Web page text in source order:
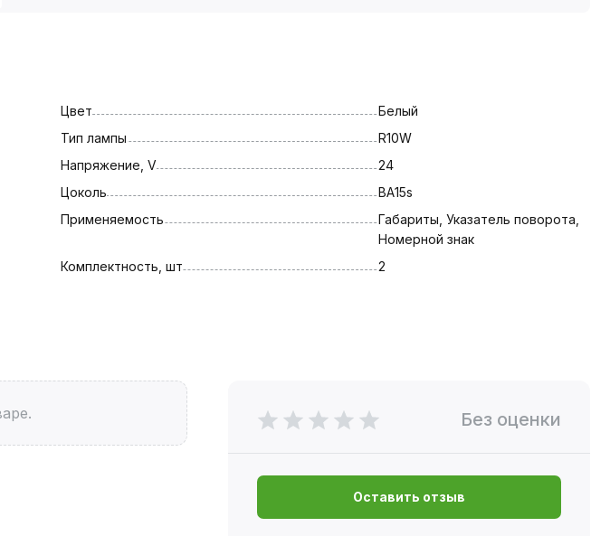
Цвет
Белый
Тип лампы
R10W
Напряжение, V
24
Цоколь
BA15s
Применяемость
Габариты, Указатель поворота,
Номерной знак
Комплектность, шт
2
Без оценки
Оставить отзыв